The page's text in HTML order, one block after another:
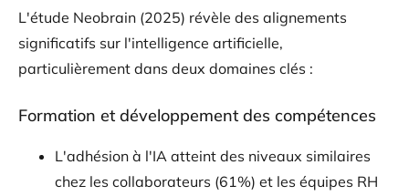
L'étude Neobrain (2025) révèle des alignements
significatifs sur l'intelligence artificielle,
particulièrement dans deux domaines clés :
Formation et développement des compétences
L'adhésion à l'IA atteint des niveaux similaires
chez les collaborateurs (61%) et les équipes RH